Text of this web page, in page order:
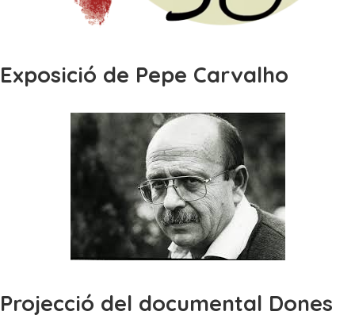
Exposició de Pepe Carvalho
Projecció del documental Dones